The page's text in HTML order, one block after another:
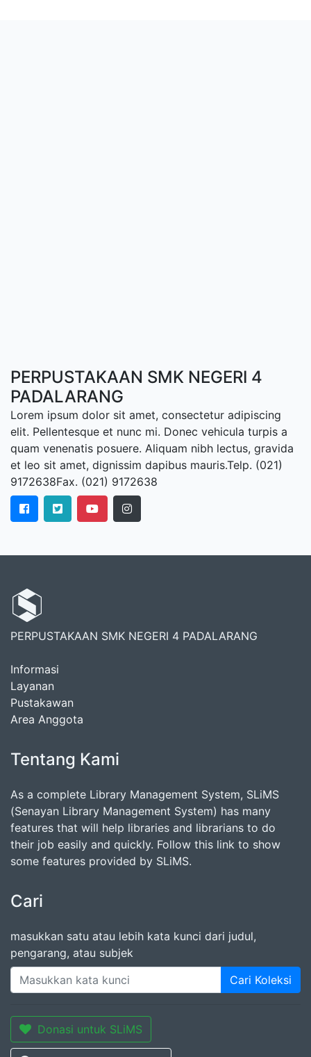
PERPUSTAKAAN SMK NEGERI 4
PADALARANG
Lorem ipsum dolor sit amet, consectetur adipiscing
elit. Pellentesque et nunc mi. Donec vehicula turpis a
quam venenatis posuere. Aliquam nibh lectus, gravida
et leo sit amet, dignissim dapibus mauris.Telp. (021)
9172638Fax. (021) 9172638
PERPUSTAKAAN SMK NEGERI 4 PADALARANG
Informasi
Layanan
Pustakawan
Area Anggota
Tentang Kami
As a complete Library Management System, SLiMS
(Senayan Library Management System) has many
features that will help libraries and librarians to do
their job easily and quickly. Follow this link to show
some features provided by SLiMS.
Cari
masukkan satu atau lebih kata kunci dari judul,
pengarang, atau subjek
Cari Koleksi
Donasi untuk SLiMS